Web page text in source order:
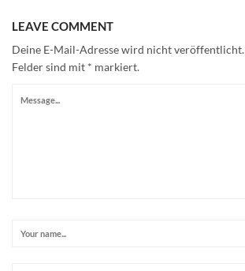
LEAVE COMMENT
Deine E-Mail-Adresse wird nicht veröffentlicht.
Felder sind mit * markiert.